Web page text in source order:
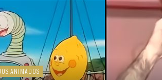
ANIMADOS